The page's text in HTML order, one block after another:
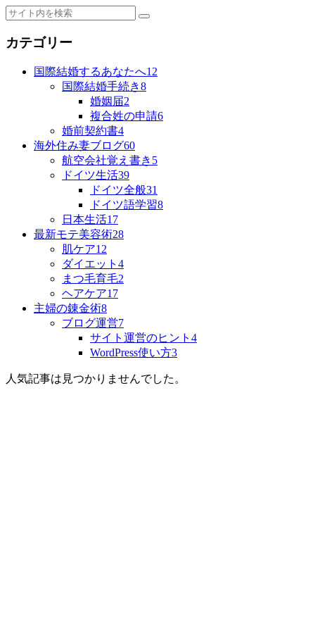
カテゴリー
国際結婚するあなたへ12
国際結婚手続き8
婚姻届2
複合姓の申請6
婚前契約書4
海外住み妻ブログ60
航空会社覚え書き 5
ドイツ生活39
ドイツ全般31
ドイツ語学習8
日本生活17
最新モテ美容術28
肌ケア12
ダイエット 4
まつ毛育毛2
ヘアケア17
主婦の錬金術8
ブログ運営7
サイト運営のヒント 4
WordPress使い方3
人気記事は見つかりませんでした。